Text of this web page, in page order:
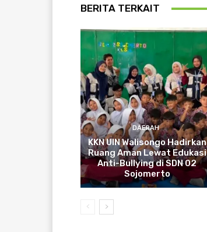
BERITA TERKAIT
DAERAH
KKN UIN Walisongo Hadirkan
Ruang Aman Lewat Edukasi
Anti-Bullying di SDN 02
Sojomerto